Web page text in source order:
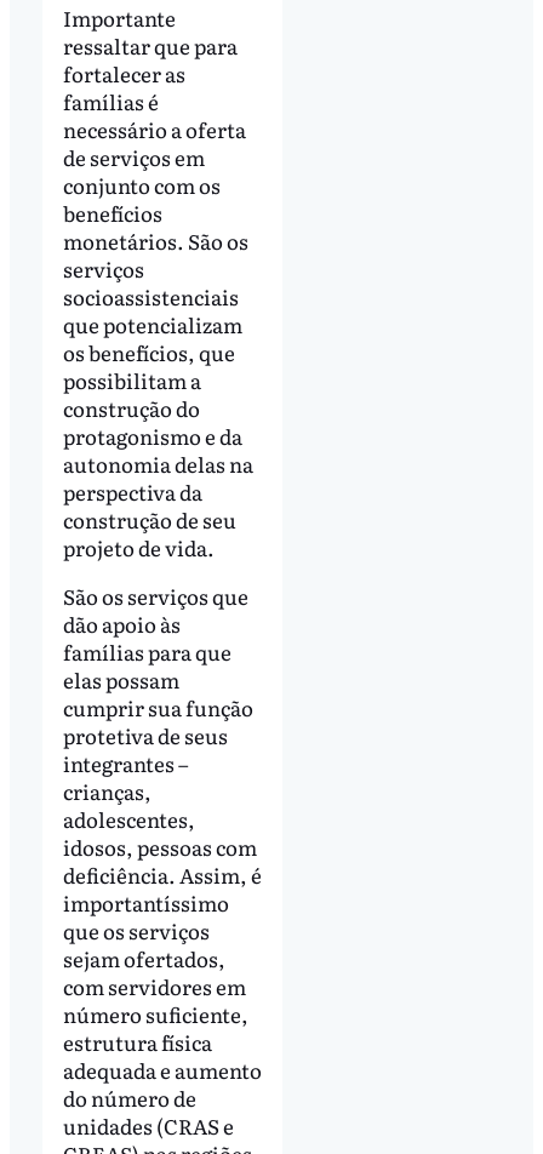
Importante
ressaltar que para
fortalecer as
famílias é
necessário a oferta
de serviços em
conjunto com os
benefícios
monetários. São os
serviços
socioassistenciais
que potencializam
os benefícios, que
possibilitam a
construção do
protagonismo e da
autonomia delas na
perspectiva da
construção de seu
projeto de vida.
São os serviços que
dão apoio às
famílias para que
elas possam
cumprir sua função
protetiva de seus
integrantes –
crianças,
adolescentes,
idosos, pessoas com
deficiência. Assim, é
importantíssimo
que os serviços
sejam ofertados,
com servidores em
número suficiente,
estrutura física
adequada e aumento
do número de
unidades (CRAS e